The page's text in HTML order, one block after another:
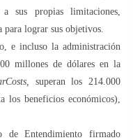
sus propias limitaciones,
para lograr sus objetivos.
e incluso la administración
millones de dólares en la
superan los 214.000
los beneficios económicos),
de Entendimiento firmado